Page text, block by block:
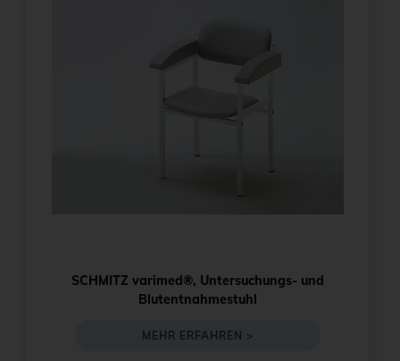
SCHMITZ varimed®, Untersuchungs- und
Blutentnahmestuhl
MEHR ERFAHREN >